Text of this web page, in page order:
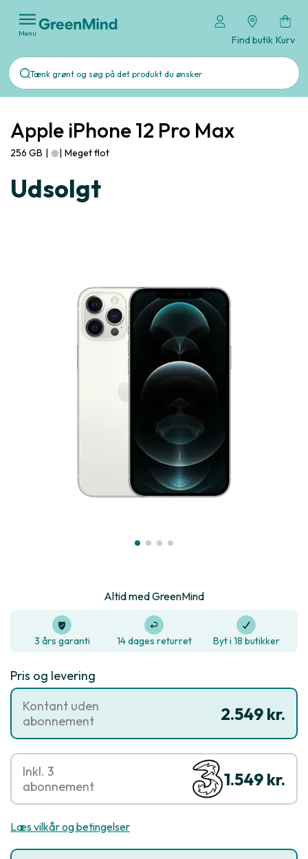
Menu
Find butik Kurv
Apple iPhone 12 Pro Max
256 GB | | Meget flot
Udsolgt
Altid med GreenMind
3 års garanti 14 dages returret Byt i 18 butikker
Pris og levering
2.549 kr.
Kontant uden
abonnement
1.549 kr.
Inkl. 3
abonnement
Læs vilkår og betingelser